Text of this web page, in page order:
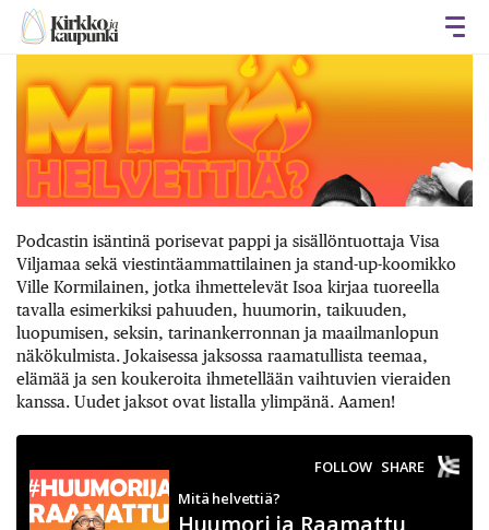
Podcastin isäntinä porisevat pappi ja sisällöntuottaja Visa
Viljamaa sekä viestintäammattilainen ja stand-up-koomikko
Ville Kormilainen, jotka ihmettelevät Isoa kirjaa tuoreella
tavalla esimerkiksi pahuuden, huumorin, taikuuden,
luopumisen, seksin, tarinankerronnan ja maailmanlopun
näkökulmista. Jokaisessa jaksossa raamatullista teemaa,
elämää ja sen koukeroita ihmetellään vaihtuvien vieraiden
kanssa. Uudet jaksot ovat listalla ylimpänä. Aamen!